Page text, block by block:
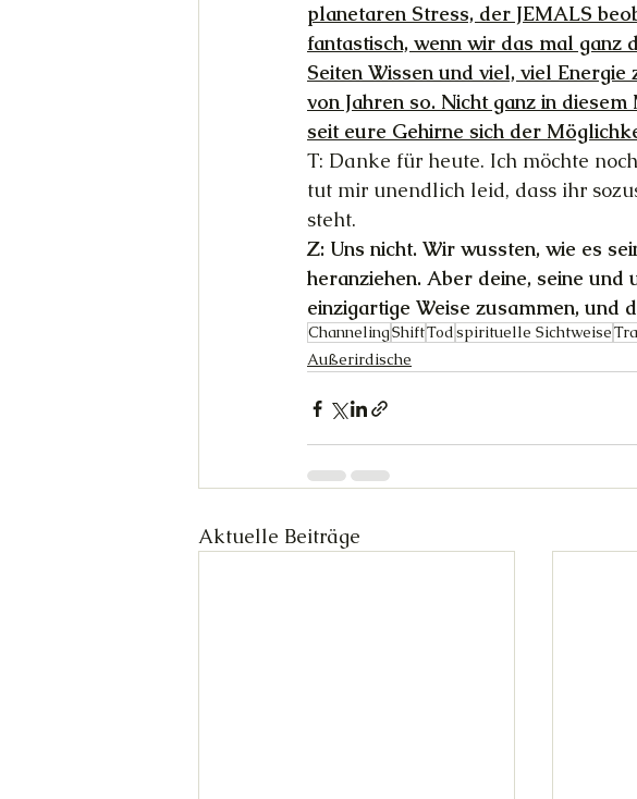
planetaren Stress, der JEMALS
fantastisch, wenn wir das mal
Seiten Wissen und viel, viel
von Jahren so. Nicht ganz in
seit eure Gehirne sich der
T: Danke für heute. Ich möchte
tut mir unendlich leid, dass ihr
steht.
Z: Uns nicht. Wir wussten, wie es
heranziehen. Aber deine, seine
einzigartige Weise zusammen, und
ChannelingShiftTodspirituelle Sichtweise
Außerirdische
Aktuelle Beiträge